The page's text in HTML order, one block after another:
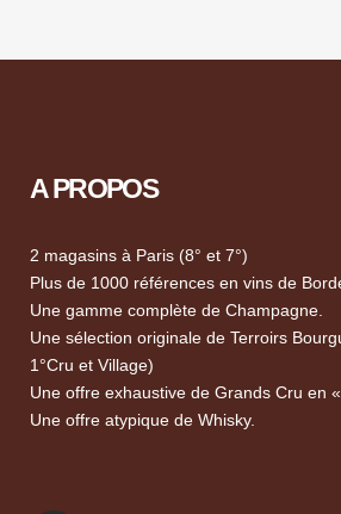
A PROPOS
2 magasins à Paris (8° et 7°)
Plus de 1000 références en vins de
Une gamme complète de Champagne.
Une sélection originale de Terroirs
1°Cru et Village)
Une offre exhaustive de Grands Cru en
Une offre atypique de Whisky.